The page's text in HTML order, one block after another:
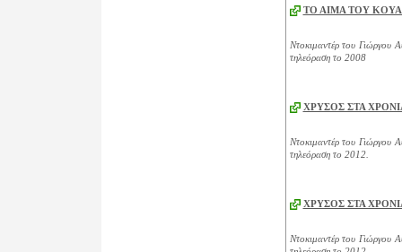
ΤΟ ΑΙΜΑ ΤΟΥ
Ντοκιμαντέρ του Γιώργου
τηλεόραση το 2008
ΧΡΥΣΟΣ ΣΤΑ
Ντοκιμαντέρ του Γιώργου
τηλεόραση το 2012.
ΧΡΥΣΟΣ ΣΤΑ
Ντοκιμαντέρ του Γιώργου